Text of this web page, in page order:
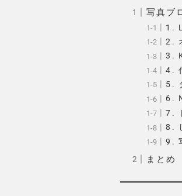
写真ブ
1.
2.
3.
4.
5.
6.
7.
8.
9.
まとめ